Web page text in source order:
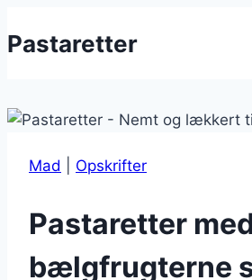
til
Pastaretter
Mad Opskrifter
Pastaretter
bælgfrugterne